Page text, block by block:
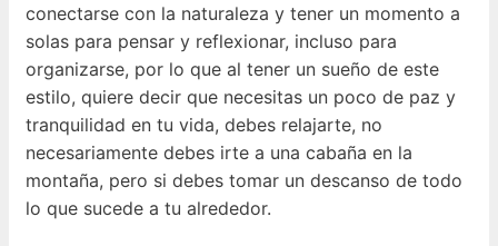
conectarse con la naturaleza y tener un momento a
solas para pensar y reflexionar, incluso para
organizarse, por lo que al tener un sueño de este
estilo, quiere decir que necesitas un poco de paz y
tranquilidad en tu vida, debes relajarte, no
necesariamente debes irte a una cabaña en la
montaña, pero si debes tomar un descanso de todo
lo que sucede a tu alrededor.